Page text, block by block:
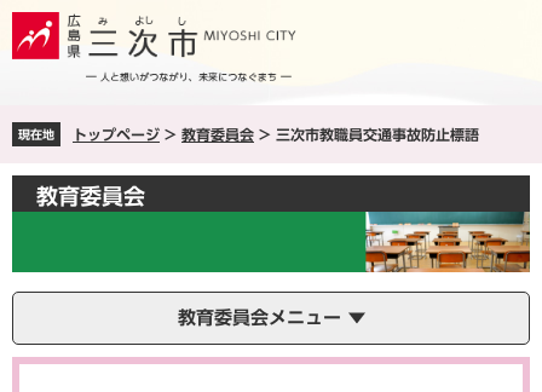
ペ
ジ
。
メ
ュ
て
へ
現在地 トップページ > 教育委員会 > 三次市教職員交通事故防止標語
教育委員会
教育委員会メニュー
本